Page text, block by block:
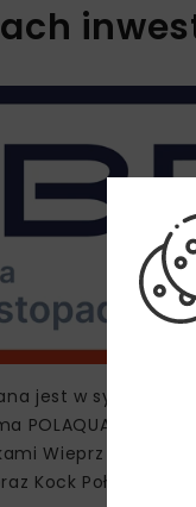
jest w systemie
POLAQUA, a
Wieprz oraz
Kock Południe,